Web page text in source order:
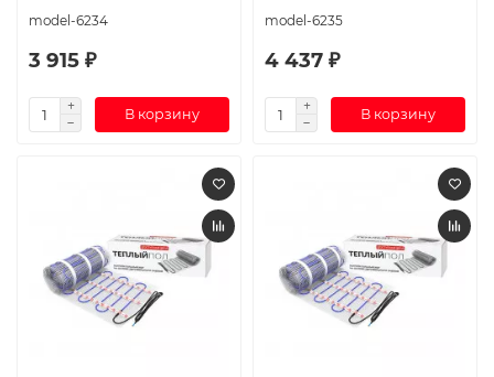
model-6234
3 915 ₽
В корзину
model-6235
4 437 ₽
В корзину